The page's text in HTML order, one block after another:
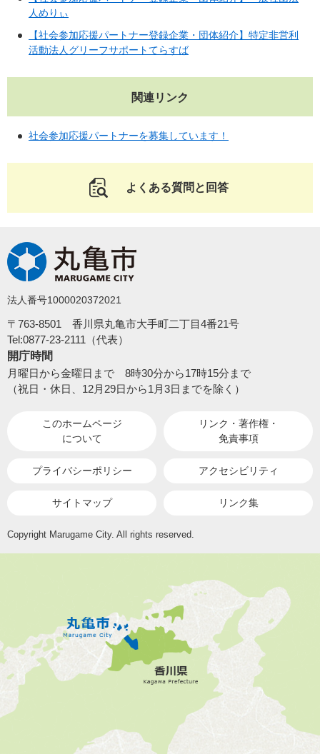
人めりぃ
【社会参加応援パートナー登録企業・団体紹介】特定非営利
活動法人グリーフサポートてらすば
関連リンク
社会参加応援パートナーを募集しています！
よくある質問と回答
法人番号1000020372021
〒763-8501 香川県丸亀市大手町二丁目4番21号
Tel:0877-23-2111（代表）
開庁時間
月曜日から金曜日まで 8時30分から17時15分まで
（祝日・休日、12月29日から1月3日までを除く）
このホームページ
について
リンク・著作権・
免責事項
プライバシーポリシー アクセシビリティ
サイトマップ リンク集
Copyright Marugame City. All rights reserved.